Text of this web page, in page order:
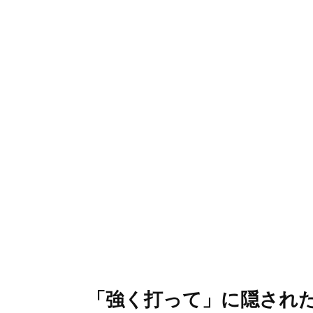
「強く打って」に隠され